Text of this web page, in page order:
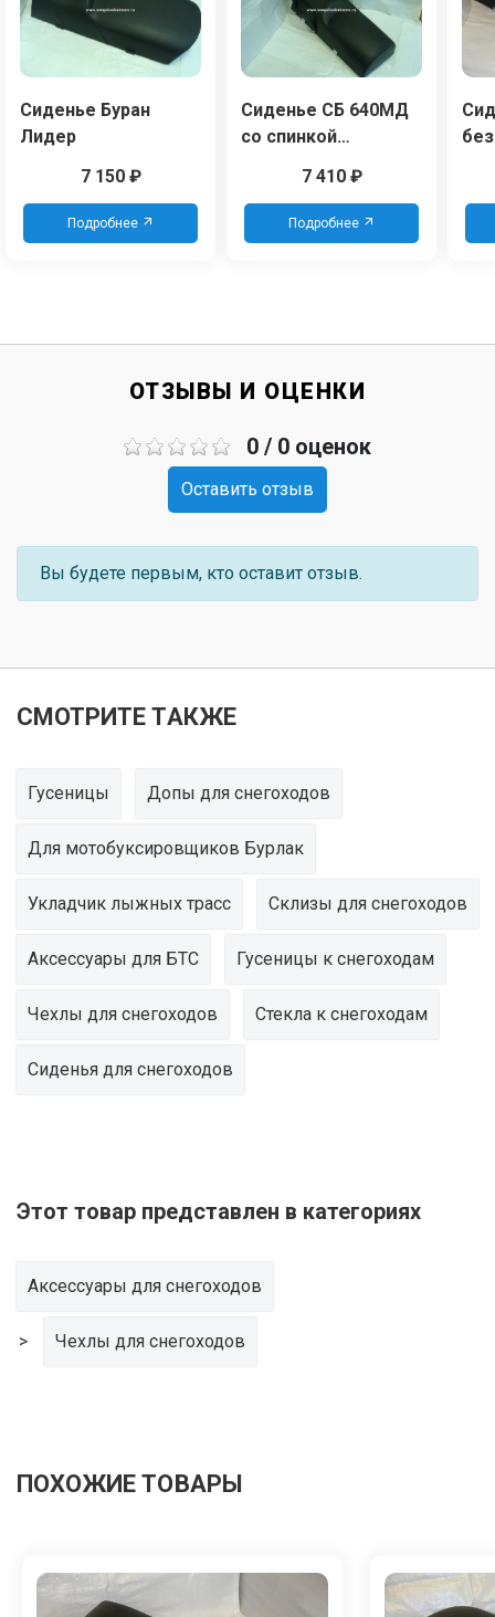
Сиденье Буран
Лидер
7 150₽
Подробнее
Сиденье СБ 640МД
со спинкой
7 410₽
Подробнее
ОТЗЫВЫ И ОЦЕНКИ
0 / 0 оценок
Оставить отзыв
Вы будете первым, кто оставит отзыв.
СМОТРИТЕ ТАКЖЕ
Гусеницы Допы для снегоходов
Для мотобуксировщиков Бурлак
Укладчик лыжных трасс Склизы для снегоходов
Аксессуары для БТС Гусеницы к снегоходам
Чехлы для снегоходов Стекла к снегоходам
Сиденья для снегоходов
Этот товар представлен в категориях
Аксессуары для снегоходов
Чехлы для снегоходов
ПОХОЖИЕ ТОВАРЫ